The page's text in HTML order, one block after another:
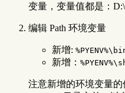
变量，变量值都是：
编辑 Path 环境变量
新增:
新增：
注意新增的环境变量的